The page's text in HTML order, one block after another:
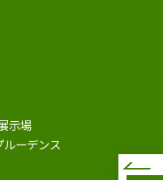
示場
ーデンス